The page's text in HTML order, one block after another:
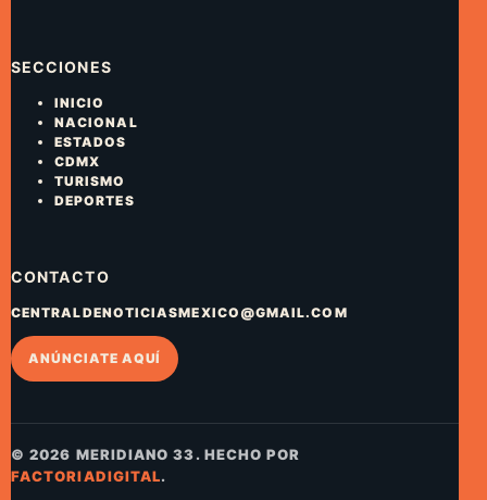
SECCIONES
INICIO
NACIONAL
ESTADOS
CDMX
TURISMO
DEPORTES
CONTACTO
CENTRALDENOTICIASMEXICO@GMAIL.COM
ANÚNCIATE AQUÍ
© 2026 MERIDIANO 33. HECHO POR
FACTORIADIGITAL.